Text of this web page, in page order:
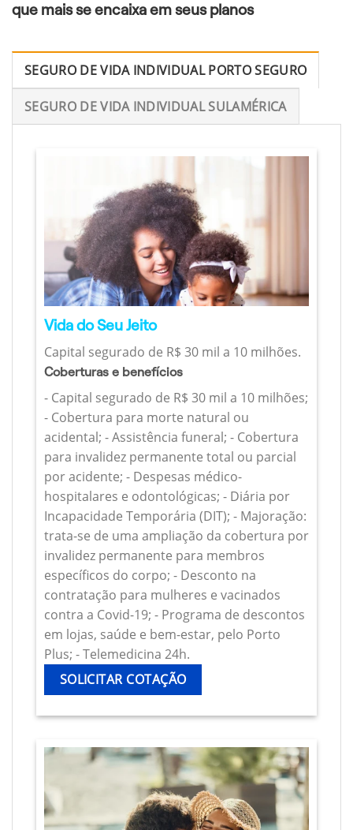
que mais se encaixa em seus planos
SEGURO DE VIDA INDIVIDUAL PORTO SEGURO
SEGURO DE VIDA INDIVIDUAL SULAMÉRICA
Vida do Seu Jeito
Capital segurado de R$ 30 mil a 10 milhões.
Coberturas e benefícios
- Capital segurado de R$ 30 mil a 10 milhões;
- Cobertura para morte natural ou
acidental; - Assistência funeral; - Cobertura
para invalidez permanente total ou parcial
por acidente; - Despesas médico-
hospitalares e odontológicas; - Diária por
Incapacidade Temporária (DIT); - Majoração:
trata-se de uma ampliação da cobertura por
invalidez permanente para membros
específicos do corpo; - Desconto na
contratação para mulheres e vacinados
contra a Covid-19; - Programa de descontos
em lojas, saúde e bem-estar, pelo Porto
Plus; - Telemedicina 24h.
SOLICITAR COTAÇÃO